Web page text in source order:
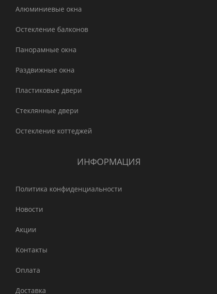
Алюминиевые окна
Остекление балконов
Панорамные окна
Раздвижные окна
Пластиковые двери
Стеклянные двери
Остекление коттеджей
ИНФОРМАЦИЯ
Политика конфиденциальности
Новости
Акции
Контакты
Оплата
Доставка